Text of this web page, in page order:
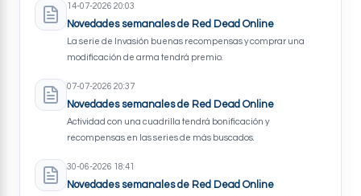
14-07-2026 20:03
Novedades semanales de Red Dead Online
La serie de Invasión buenas recompensas y comprar una
modificación de arma tendrá premio.
07-07-2026 20:37
Novedades semanales de Red Dead Online
Actividad con una cuadrilla tendrá bonificación y
recompensas en las series de más buscados.
30-06-2026 18:41
Novedades semanales de Red Dead Online